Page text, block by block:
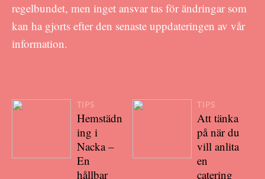
regelbundet, men inget ansvar tas för ändringar som
kan ha gjorts efter den senaste uppdateringen av vår
information.
TIPS
Hemstädn
ing i
Nacka –
En
hållbar
TIPS
Att tänka
på när du
vill anlita
en
catering